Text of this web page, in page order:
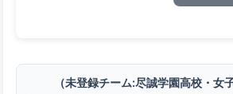
（未登録チーム:尽誠学園高校・女